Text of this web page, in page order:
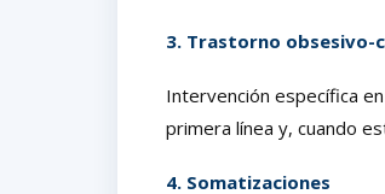
3. Trastorno obsesivo-
Intervención específica
primera línea y, cuando
4. Somatizaciones